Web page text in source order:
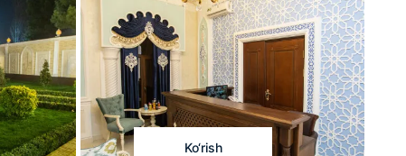
Ko‘rish